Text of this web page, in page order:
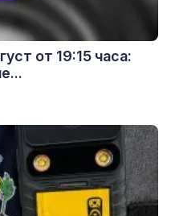
от 19:15 часа: